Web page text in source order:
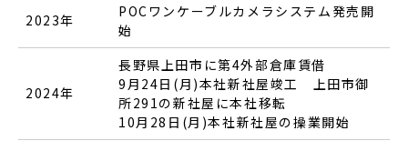
2023年
POCワンケーブルカメラシステム発売開
始
2024年
長野県上田市に第4外部倉庫賃借
9月24日(月)本社新社屋竣工 上田市御
所291の新社屋に本社移転
10月28日(月)本社新社屋の操業開始